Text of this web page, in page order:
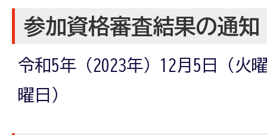
参加資格審査結果の通知
令和5年（2023年）12月5日（火
曜日）